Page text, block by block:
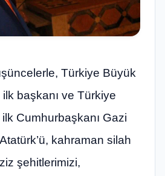
Türkiye Büyük
başkanı ve Türkiye
Cumhurbaşkanı Gazi
kahraman silah
şehitlerimizi,